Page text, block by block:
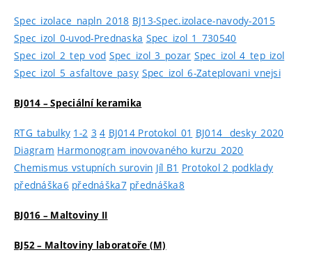
Spec_izolace_napln_2018 BJ13-Spec.izolace-navody-2015
Spec_izol_0-uvod-Prednaska Spec_izol_1_730540
Spec_izol_2_tep_vod Spec_izol_3_pozar Spec_izol_4_tep_izol
Spec_izol_5_asfaltove_pasy Spec_izol_6-Zateplovani_vnejsi
BJ014 – Speciální keramika
RTG_tabulky 1-2 3 4 BJ014 Protokol_01 BJ014_ desky_2020
Diagram Harmonogram inovovaného kurzu_2020
Chemismus vstupních surovin Jíl B1 Protokol 2 podklady
přednáška6 přednáška7 přednáška8
BJ016 – Maltoviny II
BJ52 – Maltoviny laboratoře (M)